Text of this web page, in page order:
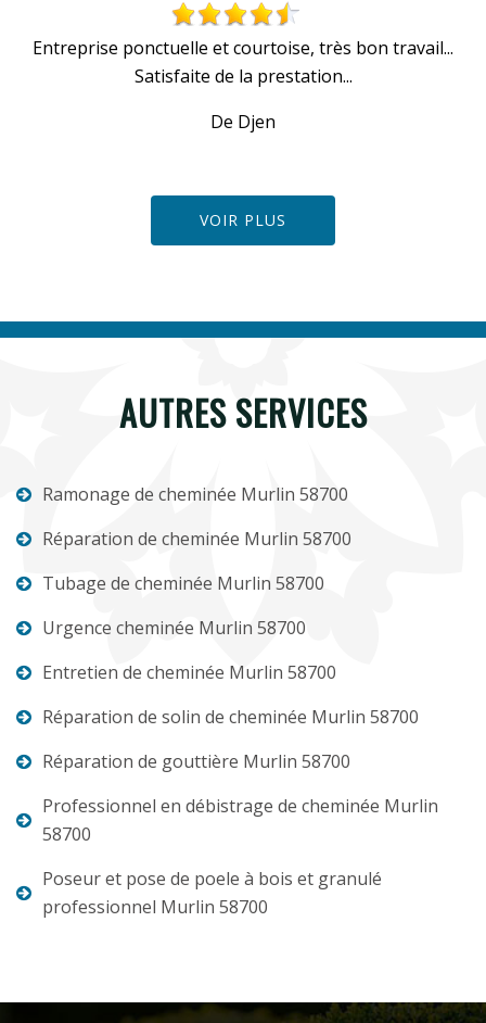
Entreprise ponctuelle et courtoise, très bon travail...
Satisfaite de la prestation...
De Djen
VOIR PLUS
AUTRES SERVICES
Ramonage de cheminée Murlin 58700
Réparation de cheminée Murlin 58700
Tubage de cheminée Murlin 58700
Urgence cheminée Murlin 58700
Entretien de cheminée Murlin 58700
Réparation de solin de cheminée Murlin 58700
Réparation de gouttière Murlin 58700
Professionnel en débistrage de cheminée Murlin
58700
Poseur et pose de poele à bois et granulé
professionnel Murlin 58700